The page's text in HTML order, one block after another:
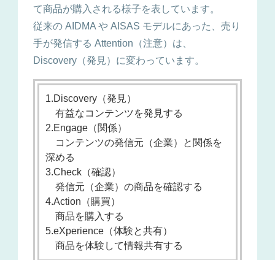
て商品が購入される様子を表しています。
従来の AIDMA や AISAS モデルにあった、売り
手が発信する Attention（注意）は、
Discovery（発見）に変わっています。
1.Discovery（発見）
有益なコンテンツを発見する
2.Engage（関係）
コンテンツの発信元（企業）と関係を
深める
3.Check（確認）
発信元（企業）の商品を確認する
4.Action（購買）
商品を購入する
5.eXperience（体験と共有）
商品を体験して情報共有する